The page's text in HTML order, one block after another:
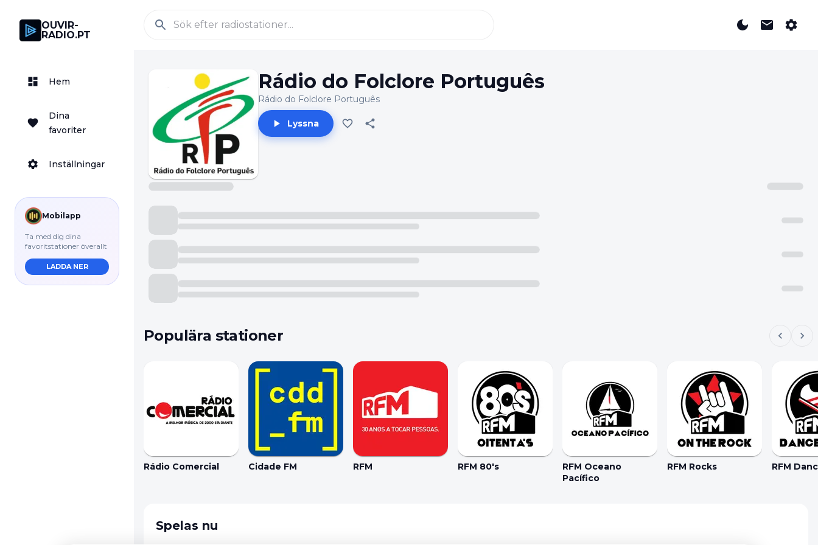
OUVIR-
RADIO.PT
Hem
Dina
favoriter
Inställningar
Mobilapp
Ta med dig dina
favoritstationer överallt
LADDA NER
Rádio do Folclore Português
Rádio do Folclore Português
Lyssna
Populära stationer
Rádio Comercial Cidade FM RFM RFM 80's
RFM Oceano
Pacífico
RFM Rocks RFM
Spelas nu